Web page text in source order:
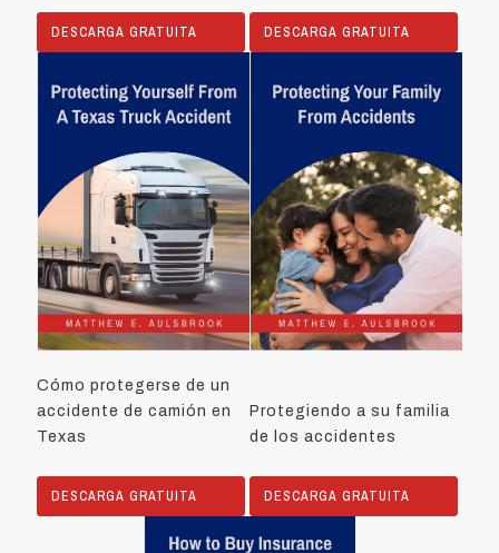
DESCARGA GRATUITA DESCARGA GRATUITA
Cómo protegerse de un
accidente de camión en
Texas
DESCARGA GRATUITA
Protegiendo a su familia
de los accidentes
DESCARGA GRATUITA